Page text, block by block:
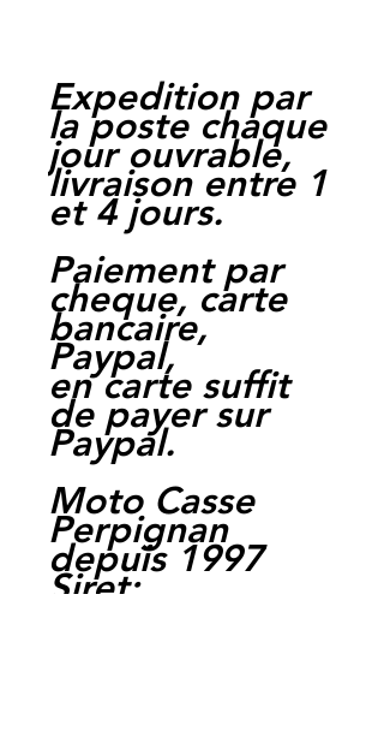
Expedition par
la poste chaque
jour ouvrable,
livraison entre 1
et 4 jours.
Paiement par
cheque, carte
bancaire,
Paypal,
en carte suffit
de payer sur
Paypal.
Moto Casse
Perpignan
depuis 1997
Siret: